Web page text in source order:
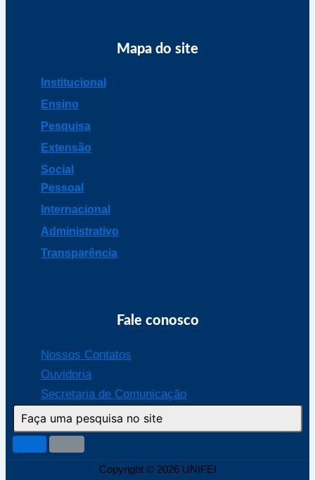
Mapa do site
Institucional
Ensino
Pesquisa
Extensão
Social
Pessoal
Internacional
Administrativo
Transparência
Fale conosco
Nossos Contatos
Ouvidoria
Secretaria de Comunicação
Copyright © 2026 UNIFEI